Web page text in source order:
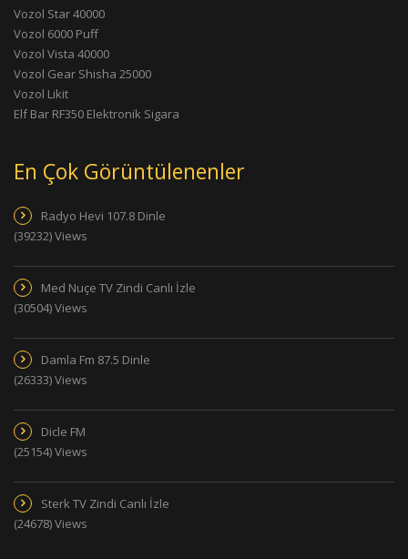
Vozol Star 40000
Vozol 6000 Puff
Vozol Vista 40000
Vozol Gear Shisha 25000
Vozol Likit
Elf Bar RF350 Elektronik Sigara
En Çok Görüntülenenler
Radyo Hevi 107.8 Dinle
(39232) Views
Med Nuçe TV Zindi Canlı İzle
(30504) Views
Damla Fm 87.5 Dinle
(26333) Views
Dicle FM
(25154) Views
Sterk TV Zindi Canlı İzle
(24678) Views